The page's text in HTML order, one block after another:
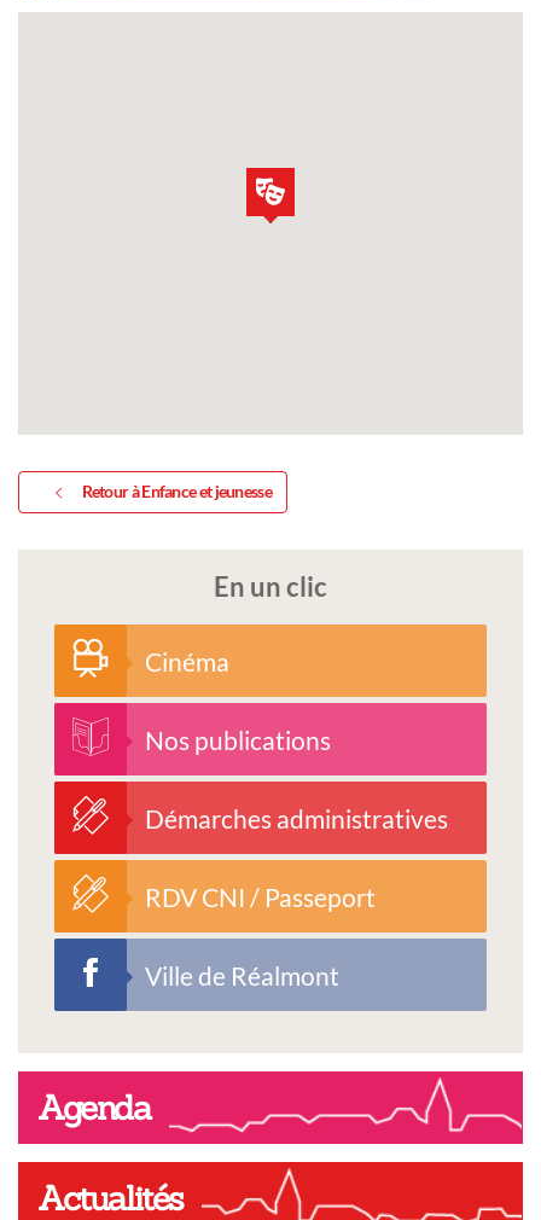
Retour à Enfance et jeunesse
En un clic
Cinéma
Nos publications
Démarches administratives
RDV CNI / Passeport
Ville de Réalmont
Agenda
Actualités